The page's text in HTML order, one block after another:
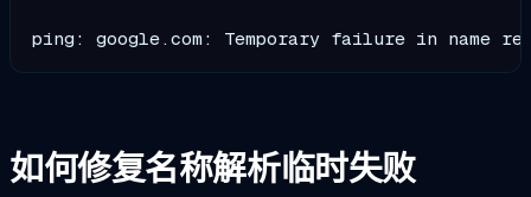
ping: google.com: Temporary failure in name
如何修复名称解析临时失败